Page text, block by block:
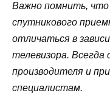
Важно помнить, что
спутникового
отличаться в
телевизора. Всегда
производителя и
специалистам.